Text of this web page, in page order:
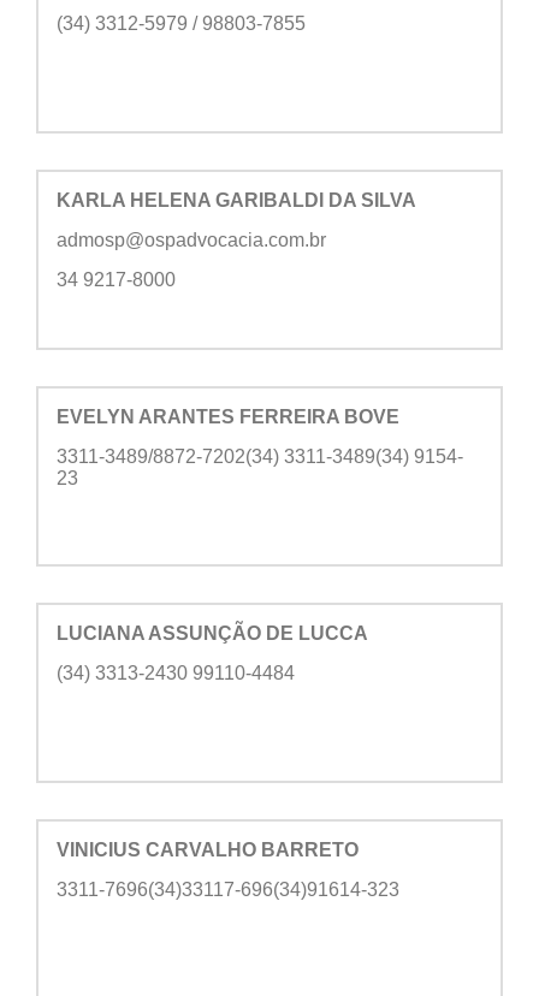
(34) 3312-5979 / 98803-7855
KARLA HELENA GARIBALDI DA SILVA
admosp@ospadvocacia.com.br
34 9217-8000
EVELYN ARANTES FERREIRA BOVE
3311-3489/8872-7202(34) 3311-3489(34) 9154-
23
LUCIANA ASSUNÇÃO DE LUCCA
(34) 3313-2430 99110-4484
VINICIUS CARVALHO BARRETO
3311-7696(34)33117-696(34)91614-323